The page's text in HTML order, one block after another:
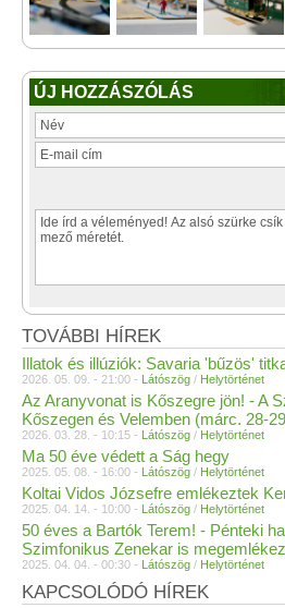
ÚJ HOZZÁSZÓLÁS
TOVÁBBI HÍREK
Illatok és illúziók: Savaria 'bűzös'
2026. 05. 09. - 21:00 - Látószög / Helytörténet
Az Aranyvonat is Kőszegre jön! - A
Kőszegen és Velemben (márc. 28-
2026. 03. 28. - 10:15 - Látószög / Helytörténet
Ma 50 éve védett a Ság hegy
2025. 05. 08. - 16:00 - Látószög / Helytörténet
Koltai Vidos Józsefre emlékeztek
2025. 04. 14. - 10:00 - Látószög / Helytörténet
50 éves a Bartók Terem! - Pénteki
Szimfonikus Zenekar is
2025. 04. 04. - 00:30 - Látószög / Helytörténet
KAPCSOLÓDÓ HÍREK